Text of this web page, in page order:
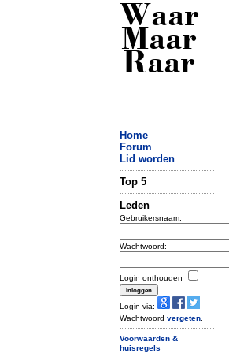
Waar
Maar
Raar
Home
Forum
Lid worden
Top 5
Leden
Gebruikersnaam:
Wachtwoord:
Login onthouden
Login via:
Wachtwoord vergeten
Voorwaarden &
huisregels